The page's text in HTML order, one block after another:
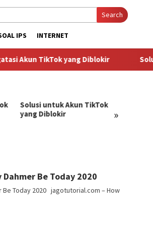
Search
IPS INTERNET
Akun TikTok yang Diblokir Solusi
»
Solusi untuk Akun TikTok
yang Diblokir
Be Today 2020
Be Today 2020 jagotutorial.com – How